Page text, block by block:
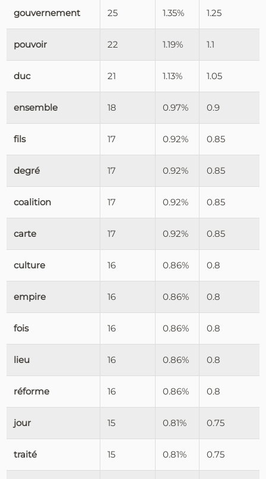
gouvernement 25 1.35% 1.25
pouvoir 22 1.19% 1.1
duc 21 1.13% 1.05
ensemble 18 0.97% 0.9
fils 17 0.92% 0.85
degré 17 0.92% 0.85
coalition 17 0.92% 0.85
carte 17 0.92% 0.85
culture 16 0.86% 0.8
empire 16 0.86% 0.8
fois 16 0.86% 0.8
lieu 16 0.86% 0.8
réforme 16 0.86% 0.8
jour 15 0.81% 0.75
traité 15 0.81% 0.75